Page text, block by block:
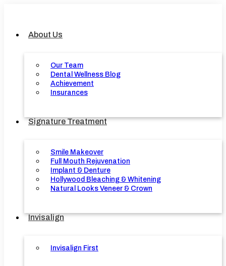
About Us
Our Team
Dental Wellness Blog
Achievement
Insurances
Signature Treatment
Smile Makeover
Full Mouth Rejuvenation
Implant & Denture
Hollywood Bleaching & Whitening
Natural Looks Veneer & Crown
Invisalign
Invisalign First